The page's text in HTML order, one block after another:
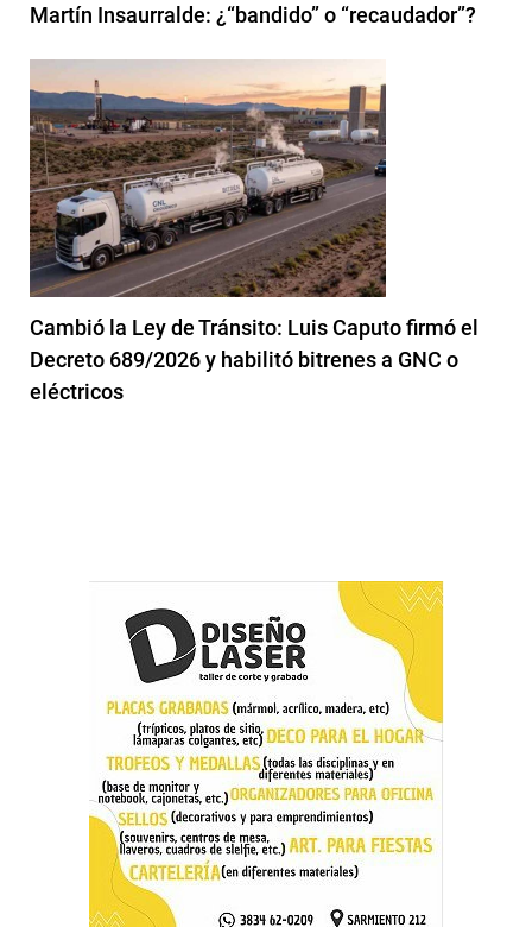
Martín Insaurralde: ¿“bandido” o “recaudador”?
Cambió la Ley de Tránsito: Luis Caputo firmó el
Decreto 689/2026 y habilitó bitrenes a GNC o
eléctricos